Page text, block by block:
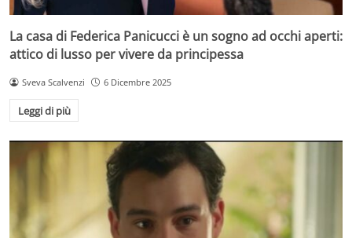
La casa di Federica Panicucci è un sogno ad occhi aperti:
attico di lusso per vivere da principessa
Sveva Scalvenzi 6 Dicembre 2025
Leggi di più